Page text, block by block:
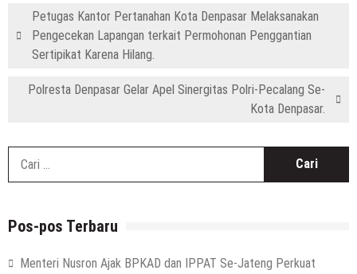
Petugas Kantor Pertanahan Kota Denpasar Melaksanakan
Pengecekan Lapangan terkait Permohonan Penggantian
Sertipikat Karena Hilang.
Polresta Denpasar Gelar Apel Sinergitas Polri-Pecalang Se-
Kota Denpasar.
Pos-pos Terbaru
Menteri Nusron Ajak BPKAD dan IPPAT Se-Jateng Perkuat